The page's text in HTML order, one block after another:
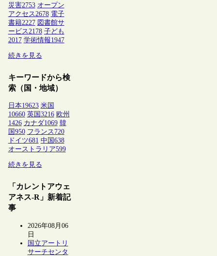
災害2753 オープン
アクセス 2678 電子
書籍2227 図書館サ
ービス 2178 子ども
2017 学術情報1947
続きを見る
キーワードから検
索（国・地域）
日本19623 米国
10660 英国 3216 欧州
1426 カナダ1069 韓
国 950 フランス 720
ドイツ681 中国 638
オーストラリア599
続きを見る
「カレントアウェ
アネス-R」新着記
事
2026年08月06
日
国立アートリ
サーチセンタ